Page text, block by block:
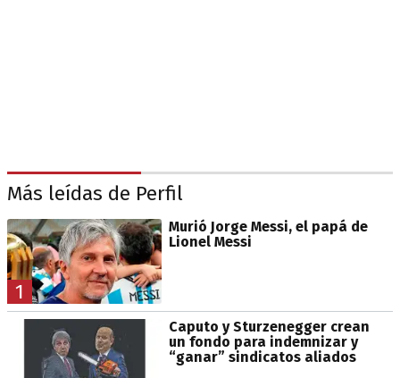
Más leídas de Perfil
1
Murió Jorge Messi, el papá de
Lionel Messi
Caputo y Sturzenegger crean
un fondo para indemnizar y
“ganar” sindicatos aliados